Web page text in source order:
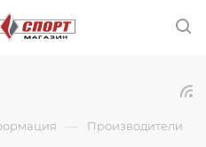
— Производители